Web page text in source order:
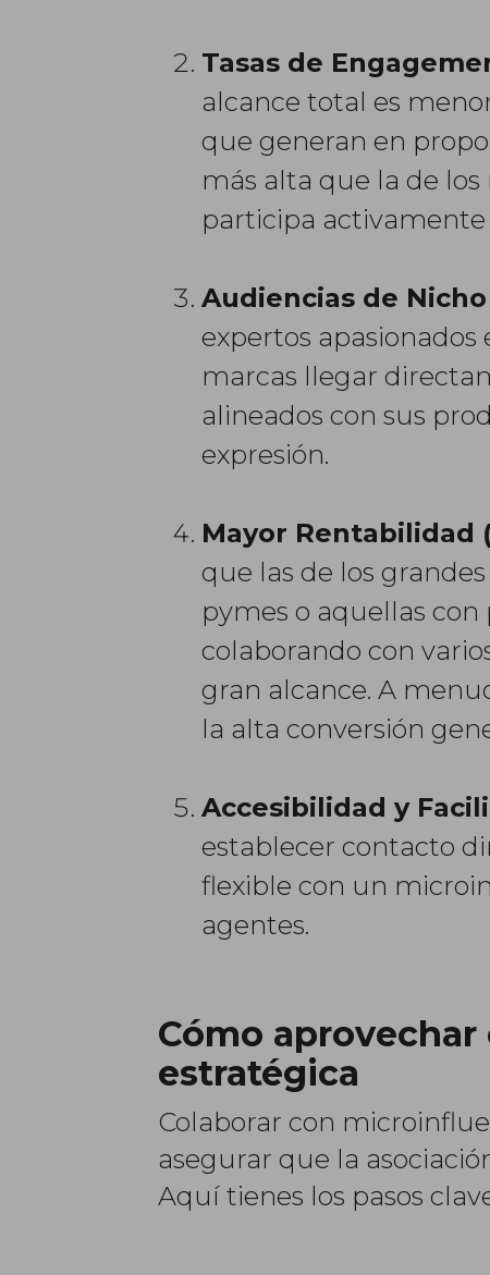
Tasas de
alcance total es
que generan en
más alta que la de
participa activamente
Audiencias de
expertos
marcas llegar
alineados con sus
expresión.
Mayor Rentabilidad
que las de los
pymes o aquellas con
colaborando con
gran alcance. A
la alta conversión
Accesibilidad y
establecer contacto
flexible con un
agentes.
Cómo
estratégica
Colaborar con
asegurar que la
Aquí tienes los pasos